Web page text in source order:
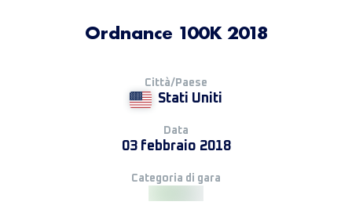
Ordnance 100K 2018
Città/Paese
Stati Uniti
Data
03 febbraio 2018
Categoria di gara